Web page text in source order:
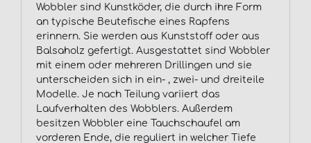
Wobbler sind Kunstköder, die durch ihre Form
an typische Beutefische eines Rapfens
erinnern. Sie werden aus Kunststoff oder aus
Balsaholz gefertigt. Ausgestattet sind Wobbler
mit einem oder mehreren Drillingen und sie
unterscheiden sich in ein- , zwei- und dreiteile
Modelle. Je nach Teilung variiert das
Laufverhalten des Wobblers. Außerdem
besitzen Wobbler eine Tauchschaufel am
vorderen Ende, die reguliert in welcher Tiefe